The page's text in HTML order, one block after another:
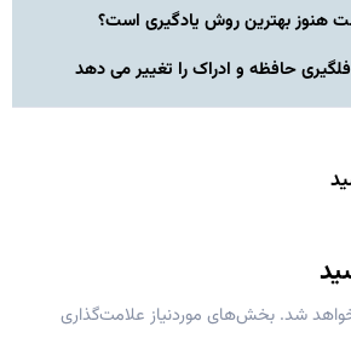
هنوز بهترین روش یادگیری است؟
حافظه و ادراک را تغییر می دهد
شد. بخش‌های موردنیاز علامت‌گذاری